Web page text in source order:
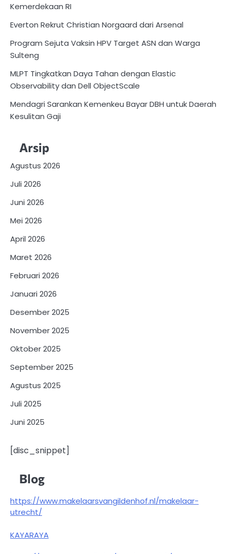
Kemerdekaan RI
Everton Rekrut Christian Norgaard dari Arsenal
Program Sejuta Vaksin HPV Target ASN dan Warga
Sulteng
MLPT Tingkatkan Daya Tahan dengan Elastic
Observability dan Dell ObjectScale
Mendagri Sarankan Kemenkeu Bayar DBH untuk Daerah
Kesulitan Gaji
Arsip
Agustus 2026
Juli 2026
Juni 2026
Mei 2026
April 2026
Maret 2026
Februari 2026
Januari 2026
Desember 2025
November 2025
Oktober 2025
September 2025
Agustus 2025
Juli 2025
Juni 2025
[disc_snippet]
Blog
https://www.makelaarsvangildenhof.nl/makelaar-
utrecht/
KAYARAYA